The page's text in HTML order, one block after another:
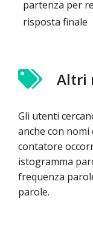
partenza per
risposta finale
Altri
Gli utenti
anche con
contatore
istogramma
frequenza
parole.